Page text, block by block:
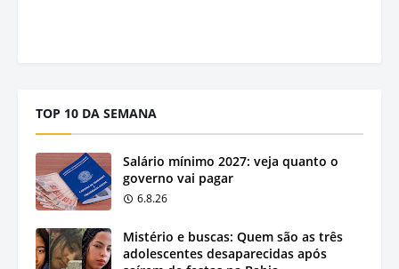
TOP 10 DA SEMANA
Salário mínimo 2027: veja quanto o
governo vai pagar
6.8.26
Mistério e buscas: Quem são as três
adolescentes desaparecidas após